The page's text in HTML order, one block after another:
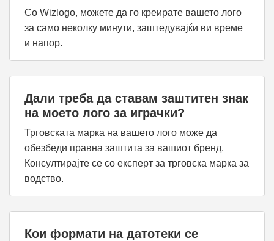
Со Wizlogo, можете да го креирате вашето лого
за само неколку минути, заштедувајќи ви време
и напор.
Дали треба да ставам заштитен знак
на моето лого за играчки?
Трговската марка на вашето лого може да
обезбеди правна заштита за вашиот бренд.
Консултирајте се со експерт за трговска марка за
водство.
Кои формати на датотеки се